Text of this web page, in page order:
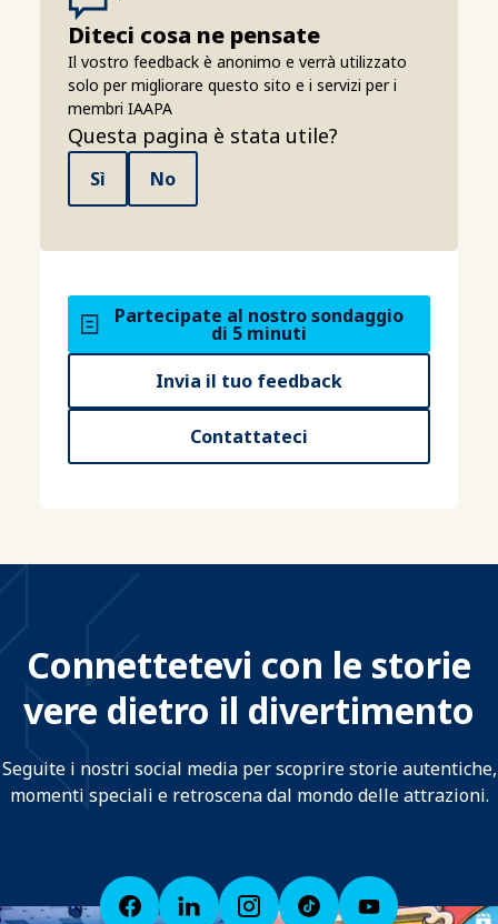
Diteci cosa ne pensate
Il vostro feedback è anonimo e verrà utilizzato
solo per migliorare questo sito e i servizi per i
membri IAAPA
Questa pagina è stata utile?
Sì No
Partecipate al nostro sondaggio
di 5 minuti
Invia il tuo feedback
Contattateci
Connettetevi con le storie
vere dietro il divertimento
Seguite i nostri social media per scoprire storie autentiche,
momenti speciali e retroscena dal mondo delle attrazioni.